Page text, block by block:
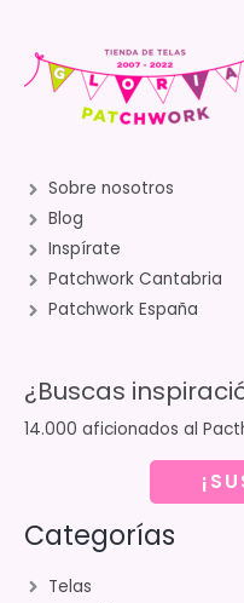
Sobre nosotros
Blog
Inspírate
Patchwork Cantabria
Patchwork España
¿Buscas
14.000 aficionados al
Categorías
Telas